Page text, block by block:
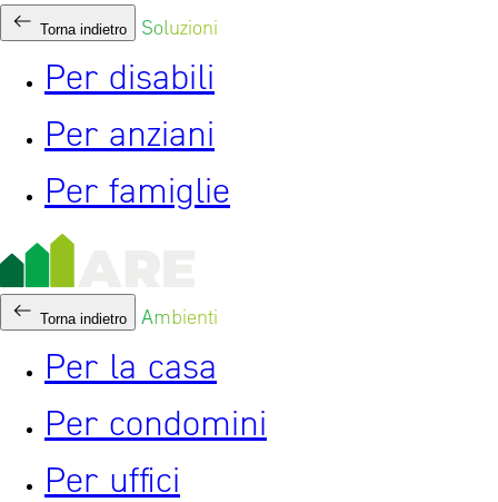
Torna indietro Soluzioni
Per disabili
Per anziani
Per famiglie
Torna indietro Ambienti
Per la casa
Per condomini
Per uffici